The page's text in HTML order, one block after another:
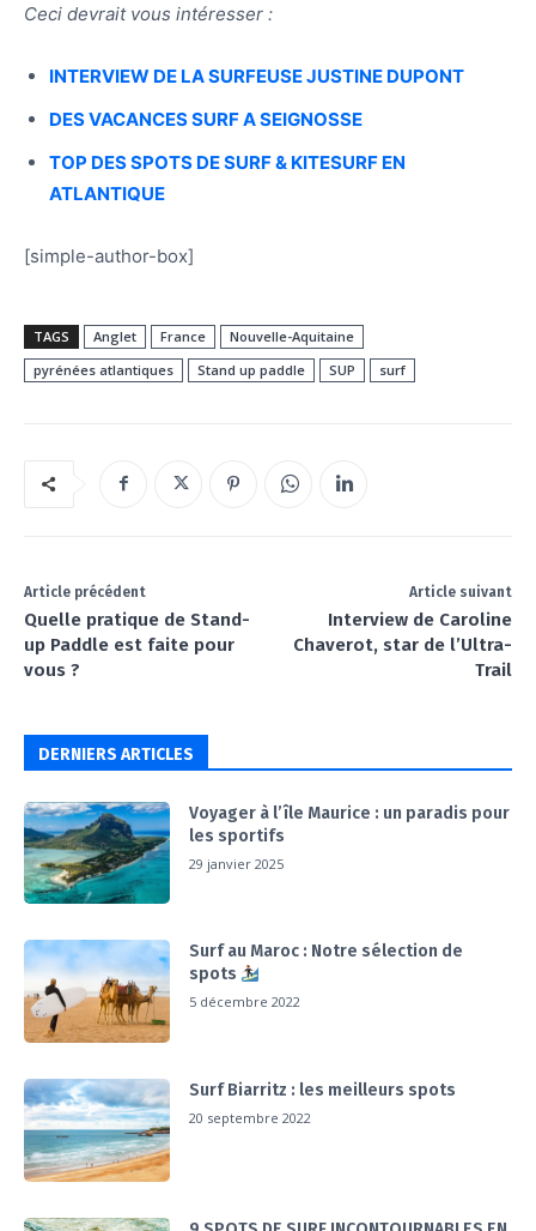
Ceci devrait vous intéresser :
INTERVIEW DE LA SURFEUSE JUSTINE DUPONT
DES VACANCES SURF A SEIGNOSSE
TOP DES SPOTS DE SURF & KITESURF EN
ATLANTIQUE
[simple-author-box]
TAGS Anglet France
Nouvelle-Aquitaine
pyrénées atlantiques
Stand up paddle SUP surf
Article précédent
Quelle pratique de Stand-
up Paddle est faite pour
vous ?
Article suivant
Interview de Caroline
Chaverot, star de l’Ultra-
Trail
DERNIERS ARTICLES
Voyager à l’île Maurice : un paradis pour
les sportifs
29 janvier 2025
Surf au Maroc : Notre sélection de
spots
5 décembre 2022
Surf Biarritz : les meilleurs spots
20 septembre 2022